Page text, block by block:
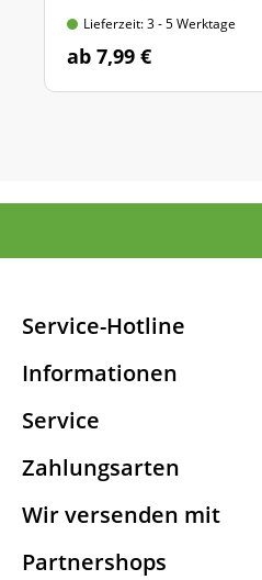
Lieferzeit: 3 - 5 Werktage
ab 7,99 €
Service-Hotline
Informationen
Service
Zahlungsarten
Wir versenden mit
Partnershops